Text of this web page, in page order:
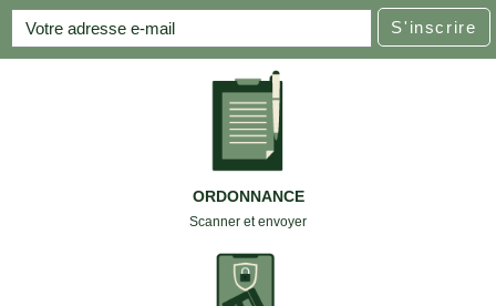
S'inscrire
ORDONNANCE
Scanner et envoyer